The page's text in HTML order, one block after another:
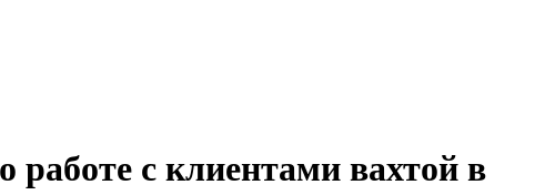
работе с клиентами вахтой в